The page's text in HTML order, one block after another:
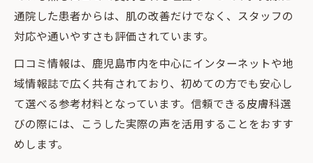
通院した患者からは、肌の改善だけでなく、スタッフの
対応や通いやすさも評価されています。
口コミ情報は、鹿児島市内を中心にインターネットや地
域情報誌で広く共有されており、初めての方でも安心し
て選べる参考材料となっています。信頼できる皮膚科選
びの際には、こうした実際の声を活用することをおすす
めします。